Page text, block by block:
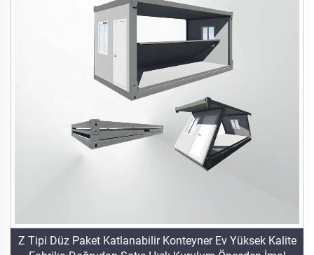
Z Tipi Düz Paket Katlanabilir Konteyner Ev Yüksek Kalite